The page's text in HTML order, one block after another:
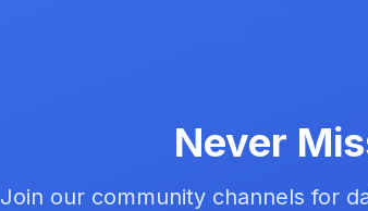
Never
Join our community channels for